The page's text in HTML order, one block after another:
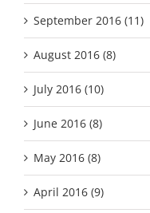
September 2016 (11)
August 2016 (8)
July 2016 (10)
June 2016 (8)
May 2016 (8)
April 2016 (9)